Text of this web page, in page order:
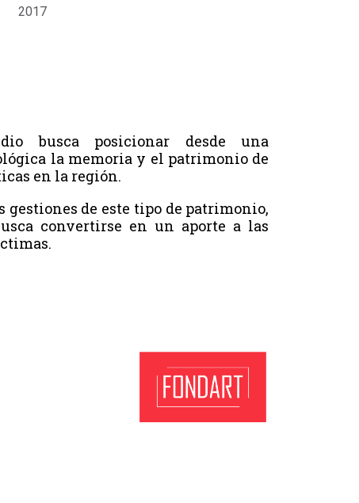
2017
busca posicionar desde una
la memoria y el patrimonio de
en la región.
gestiones de este tipo de patrimonio,
convertirse en un aporte a las